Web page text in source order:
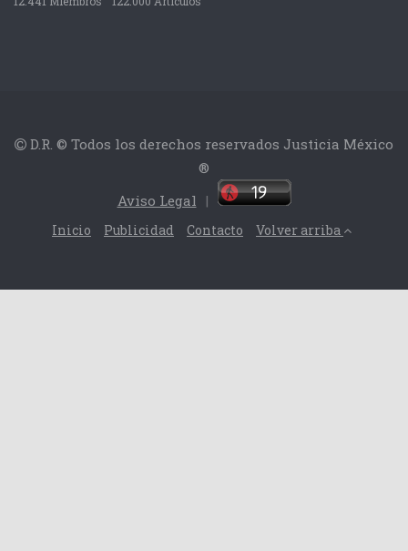
D.R. © Todos los derechos reservados Justicia México
®
Aviso Legal |
Inicio Publicidad Contacto Volver arriba